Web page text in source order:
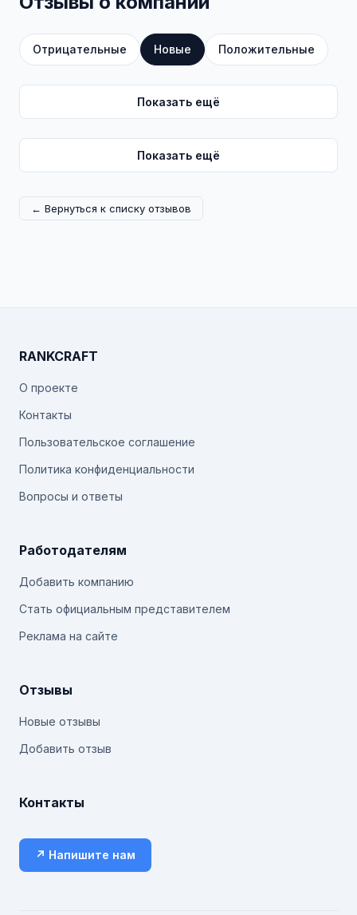
Отрицательные Новые Положительные
Показать ещё
Показать ещё
← Вернуться к списку отзывов
RANKCRAFT
О проекте
Контакты
Пользовательское соглашение
Политика конфиденциальности
Вопросы и ответы
Работодателям
Добавить компанию
Стать официальным представителем
Реклама на сайте
Отзывы
Новые отзывы
Добавить отзыв
Контакты
↗ Напишите нам